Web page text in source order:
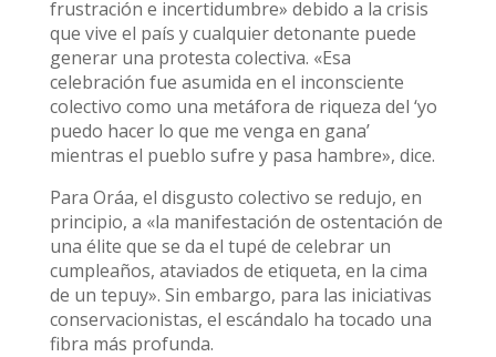
frustración e incertidumbre» debido a la crisis
que vive el país y cualquier detonante puede
generar una protesta colectiva. «Esa
celebración fue asumida en el inconsciente
colectivo como una metáfora de riqueza del ‘yo
puedo hacer lo que me venga en gana’
mientras el pueblo sufre y pasa hambre», dice.
Para Oráa, el disgusto colectivo se redujo, en
principio, a «la manifestación de ostentación de
una élite que se da el tupé de celebrar un
cumpleaños, ataviados de etiqueta, en la cima
de un tepuy». Sin embargo, para las iniciativas
conservacionistas, el escándalo ha tocado una
fibra más profunda.